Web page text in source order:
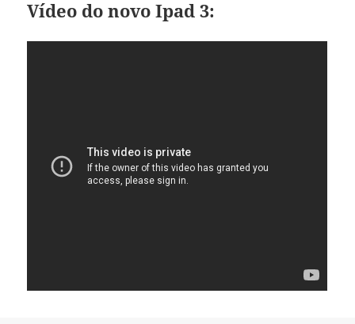
Vídeo do novo Ipad 3: